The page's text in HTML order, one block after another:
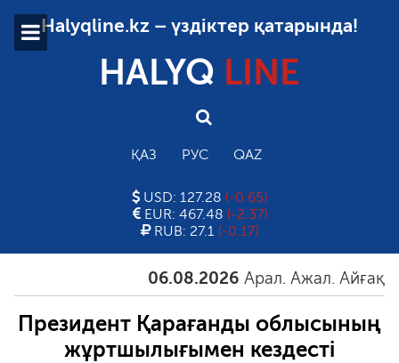
Halyqline.kz – үздіктер қатарында!
HALYQ LINE
ҚАЗ РУС QAZ
USD: 127.28 (-0.65)
EUR: 467.48 (-2.37)
RUB: 27.1 (-0.17)
06.08.2026 Арал. Ажал. Айғақ
Президент Қарағанды облысының
жұртшылығымен кездесті